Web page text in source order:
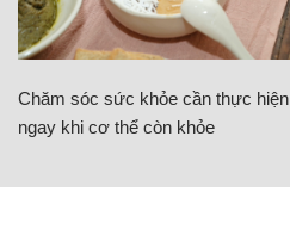
Chăm sóc sức khỏe cần thực hiện
ngay khi cơ thể còn khỏe